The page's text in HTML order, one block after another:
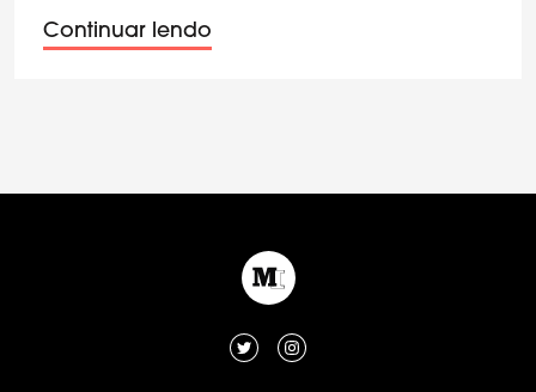
Continuar lendo